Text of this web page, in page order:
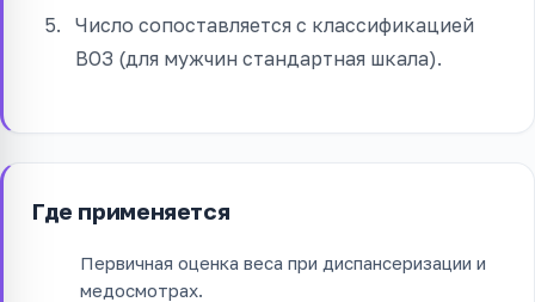
Число сопоставляется с классификацией
ВОЗ (для мужчин стандартная шкала).
Где применяется
Первичная оценка веса при диспансеризации и
медосмотрах.